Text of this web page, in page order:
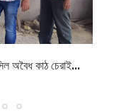
কাঠ চেরাই...